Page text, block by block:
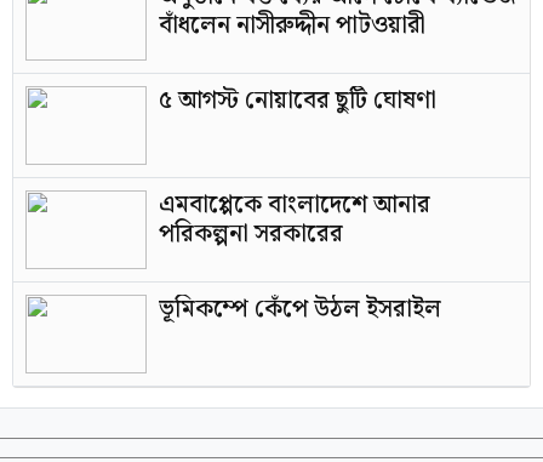
বাঁধলেন নাসীরুদ্দীন পাটওয়ারী
৫ আগস্ট নোয়াবের ছুটি ঘোষণা
এমবাপ্পেকে বাংলাদেশে আনার
পরিকল্পনা সরকারের
ভূমিকম্পে কেঁপে উঠল ইসরাইল